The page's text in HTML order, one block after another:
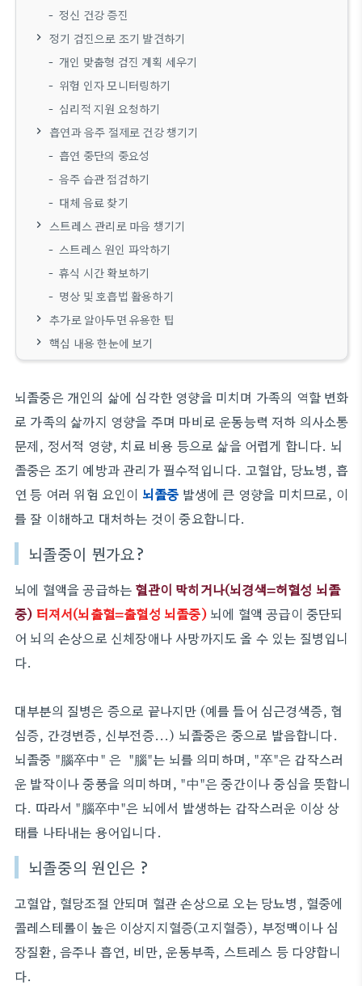
정신 건강 증진
정기 검진으로 조기 발견하기
개인 맞춤형 검진 계획 세우기
위험 인자 모니터링하기
심리적 지원 요청하기
흡연과 음주 절제로 건강 챙기기
흡연 중단의 중요성
음주 습관 점검하기
대체 음료 찾기
스트레스 관리로 마음 챙기기
스트레스 원인 파악하기
휴식 시간 확보하기
명상 및 호흡법 활용하기
추가로 알아두면 유용한 팁
핵심 내용 한눈에 보기
뇌졸중은 개인의 삶에 심각한 영향을 미치며 가족의 역할 변화
로 가족의 삶까지 영향을 주며 마비로 운동능력 저하 의사소통
문제, 정서적 영향, 치료 비용 등으로 삶을 어렵게 합니다. 뇌
졸중은 조기 예방과 관리가 필수적입니다. 고혈압, 당뇨병, 흡
연 등 여러 위험 요인이 뇌졸중 발생에 큰 영향을 미치므로, 이
를 잘 이해하고 대처하는 것이 중요합니다.
뇌졸중이 뭔가요?
뇌에 혈액을 공급하는 혈관이 막히거나(뇌경색=허혈성 뇌졸
중) 터져서(뇌출혈=출혈성 뇌졸중)뇌에 혈액 공급이 중단되
어 뇌의 손상으로 신체장애나 사망까지도 올 수 있는 질병입니
다.
대부분의 질병은 증으로 끝나지만 (예를 들어 심근경색증, 협
심증, 간경변증, 신부전증...) 뇌졸중은 중으로 발음합니다.
뇌졸중 "腦卒中" 은 "腦"는 뇌를 의미하며, "卒"은 갑작스러
운 발작이나 중풍을 의미하며, "中"은 중간이나 중심을 뜻합니
다. 따라서 "腦卒中"은 뇌에서 발생하는 갑작스러운 이상 상
태를 나타내는 용어입니다.
뇌졸중의 원인은 ?
고혈압, 혈당조절 안되며 혈관 손상으로 오는 당뇨병, 혈중에
콜레스테롤이 높은 이상지지혈증(고지혈증), 부정맥이나 심
장질환, 음주나 흡연, 비만, 운동부족, 스트레스 등 다양합니
다.